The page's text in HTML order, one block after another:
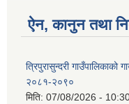
ऐन, कानुन तथा
त्रिपुरासुन्दरी गाउँपालिकाको
२०८१-२०९०
मिति: 07/08/2026 -